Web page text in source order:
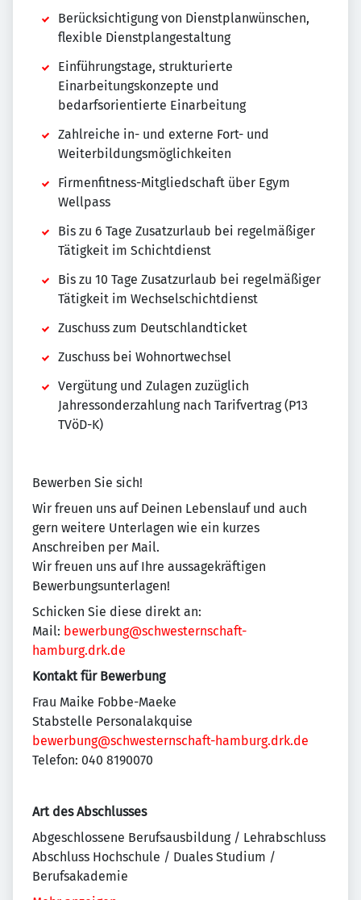
Berücksichtigung von Dienstplanwünschen,
flexible Dienstplangestaltung
Einführungstage, strukturierte
Einarbeitungskonzepte und
bedarfsorientierte Einarbeitung
Zahlreiche in- und externe Fort- und
Weiterbildungsmöglichkeiten
Firmenfitness-Mitgliedschaft über Egym
Wellpass
Bis zu 6 Tage Zusatzurlaub bei regelmäßiger
Tätigkeit im Schichtdienst
Bis zu 10 Tage Zusatzurlaub bei regelmäßiger
Tätigkeit im Wechselschichtdienst
Zuschuss zum Deutschlandticket
Zuschuss bei Wohnortwechsel
Vergütung und Zulagen zuzüglich
Jahressonderzahlung nach Tarifvertrag (P13
TVöD-K)
Bewerben Sie sich!
Wir freuen uns auf Deinen Lebenslauf und auch
gern weitere Unterlagen wie ein kurzes
Anschreiben per Mail.
Wir freuen uns auf Ihre aussagekräftigen
Bewerbungsunterlagen!
Schicken Sie diese direkt an:
Mail: bewerbung@schwesternschaft-
hamburg.drk.de
Kontakt für Bewerbung
Frau Maike Fobbe-Maeke
Stabstelle Personalakquise
bewerbung@schwesternschaft-hamburg.drk.de
Telefon: 040 8190070
Art des Abschlusses
Abgeschlossene Berufsausbildung / Lehrabschluss
Abschluss Hochschule / Duales Studium /
Berufsakademie